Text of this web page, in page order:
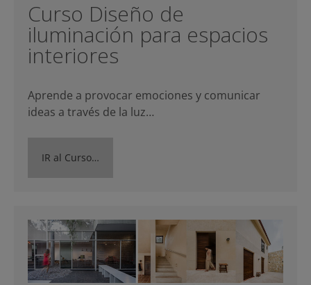
Curso Diseño de
iluminación para espacios
interiores
Aprende a provocar emociones y comunicar
ideas a través de la luz…
IR al Curso…